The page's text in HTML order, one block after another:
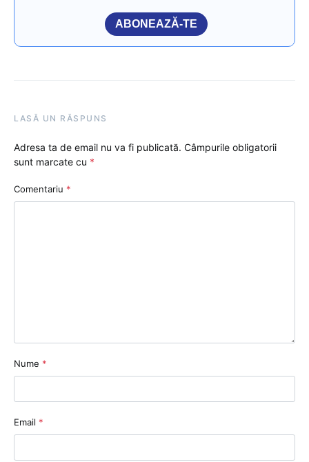
ABONEAZĂ-TE
LASĂ UN RĂSPUNS
Adresa ta de email nu va fi publicată. Câmpurile obligatorii
sunt marcate cu *
Comentariu *
Nume *
Email *